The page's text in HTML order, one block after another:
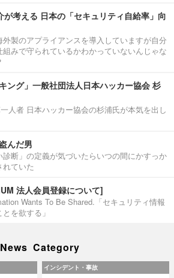
が考える 日本の「セキュリティ自給率」向
外製のアプライアンスを導入していますが自分
組みで守られているかわかっていないんじゃな
ング」一般社団法人日本ハッカー協会 杉
人者 日本ハッカー協会の杉浦氏が本気を出し
んだ男
断」の定義が気づいたらいつの間にかすっか
れていた
法人会員登録について]
Wants To Be Shared.「セキュリティ情報
を欲する」
News Category
インシデント・事故